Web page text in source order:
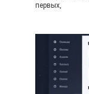
первых,